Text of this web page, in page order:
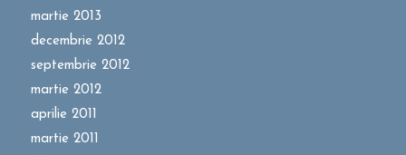
martie 2013
decembrie 2012
septembrie 2012
martie 2012
aprilie 2011
martie 2011